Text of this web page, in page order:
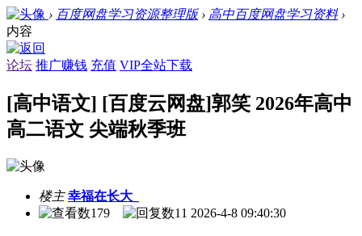
› 百度网盘学习资源整理版 › 高中百度网盘学习资料 ›
内容
论坛 推广赚钱 充值 VIP全站下载
[高中语文] [百度云网盘]郭笑 2026年高中
高二语文 尖端秋季班
楼主 幸福在长大_
179
11 2026-4-8 09:40:30